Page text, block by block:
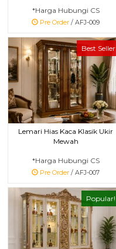
*Harga Hubungi CS
Pre Order / AFJ-009
Best Seller
Lemari Hias Kaca Klasik Ukir
Mewah
*Harga Hubungi CS
Pre Order / AFJ-007
Popular!